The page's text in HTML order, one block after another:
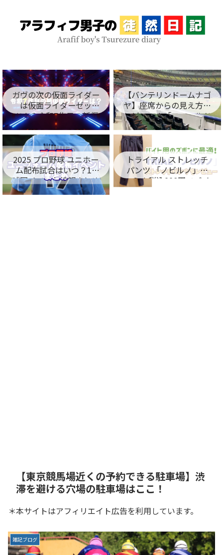
ガヴの次の仮面ライダー
は仮面ライダーゼッ
ツ！？令和7作目の新仮
面ライダー名が判明！
【バンテリンドームナゴ
ヤ】座席からの見え方を
レビュー！「フィールド
シート編」
2025 プロ野球 ユニホー
ム配布試合はいつ？12
球団イベント情報まとめ
トライアル ストレッチ
パンツ 「ノビルノ」口
コミ！税込998円でバイ
ト用のズボンに最適！
【東京競馬場近くの予約できる駐車場】渋
滞を避ける穴場の駐車場はここ！
＊本サイトはアフィリエイト広告を利用しています。
雑記ブログ